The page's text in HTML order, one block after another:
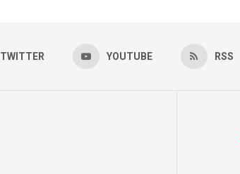
TWITTER YOUTUBE RSS